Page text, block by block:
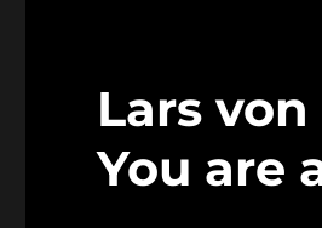
Lars
You are